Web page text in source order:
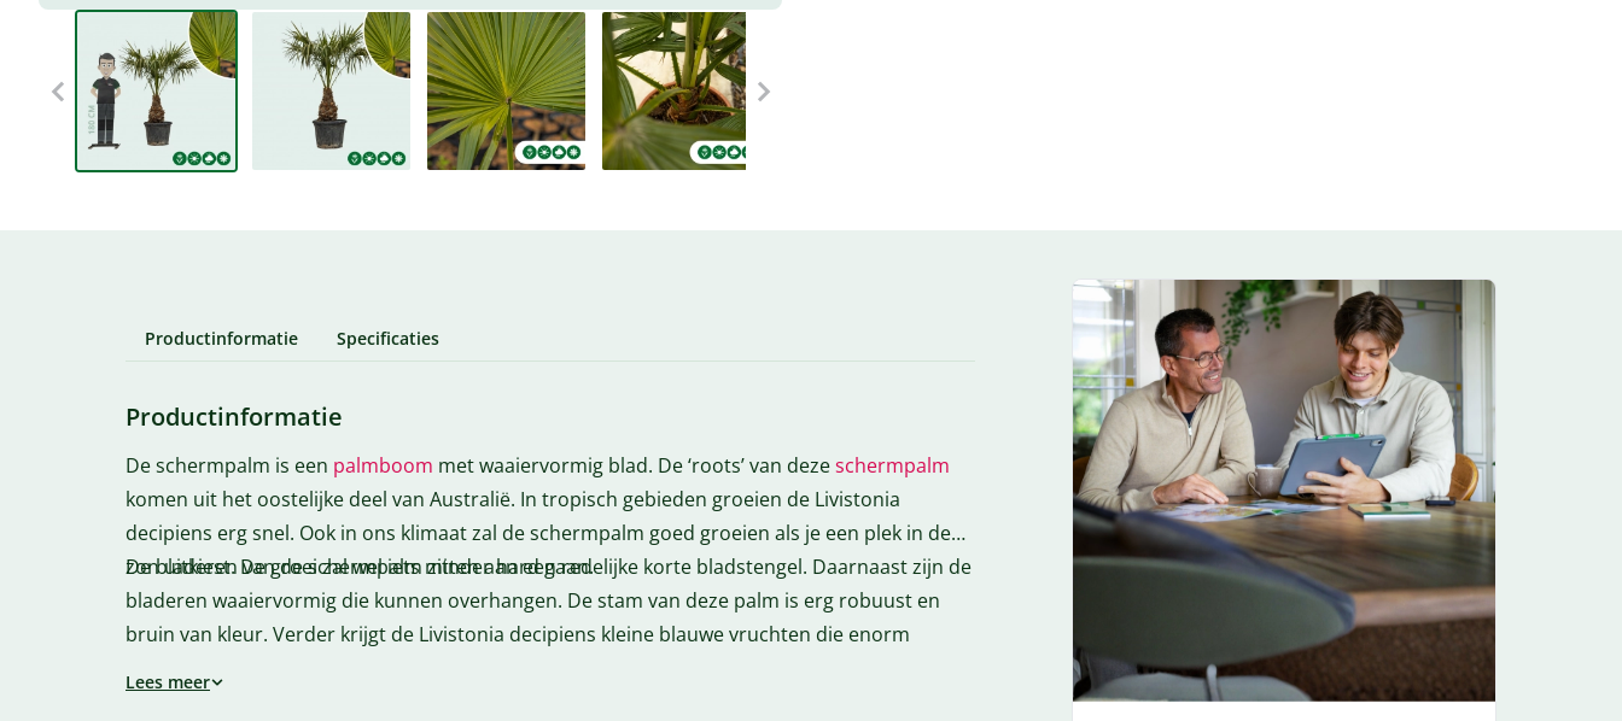
Productinformatie Specificaties
Productinformatie
De schermpalm is een palmboom met waaiervormig blad. De ‘roots’ van dezeschermpalm
komen uit het oostelijke deel van Australië. In tropisch gebieden groeien de Livistonia
decipiens erg snel. Ook in ons klimaat zal de schermpalm goed groeien als je een plek in de
zon uitkiest. De groei zal wel iets minder hard gaan.
De bladeren van de schermpalm zitten aan een redelijke korte bladstengel. Daarnaast zijn de
bladeren waaiervormig die kunnen overhangen. De stam van deze palm is erg robuust en
bruin van kleur. Verder krijgt de Livistonia decipiens kleine blauwe vruchten die enorm
Lees meer